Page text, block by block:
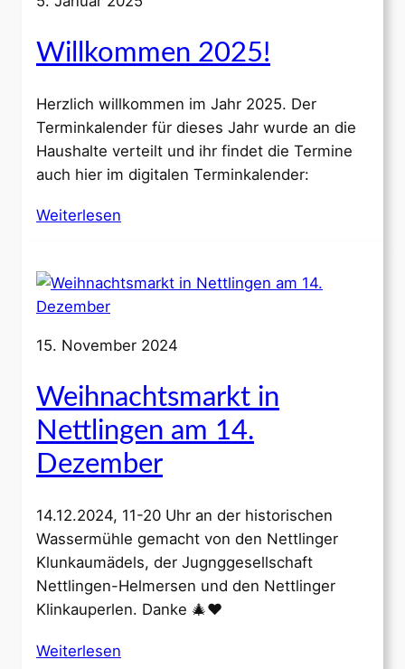
Willkommen 2025!
Herzlich willkommen im Jahr 2025. Der
Terminkalender für dieses Jahr wurde an die
Haushalte verteilt und ihr findet die Termine
auch hier im digitalen Terminkalender:
Weiterlesen
15. November 2024
Weihnachtsmarkt in
Nettlingen am 14.
Dezember
14.12.2024, 11-20 Uhr an der historischen
Wassermühle gemacht von den Nettlinger
Klunkaumädels, der Jugnggesellschaft
Nettlingen-Helmersen und den Nettlinger
Klinkauperlen. Danke 🎄♥️
Weiterlesen